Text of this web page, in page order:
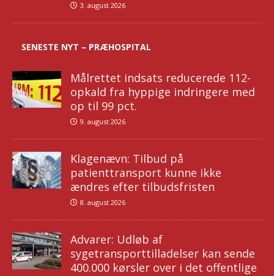
3. august 2026
SENESTE NYT – PRÆHOSPITAL
Målrettet indsats reducerede 112-
opkald fra hyppige indringere med
op til 99 pct.
9. august 2026
Klagenævn: Tilbud på
patienttransport kunne ikke
ændres efter tilbudsfristen
8. august 2026
Advarer: Udløb af
sygetransporttilladelser kan sende
400.000 kørsler over i det offentlige